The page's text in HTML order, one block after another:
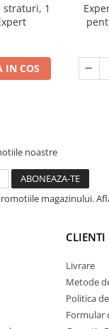
straturi, 1
IN COS
noastre
magazinului.
CLIENTI
Livrare
Metode
Politica
Formular